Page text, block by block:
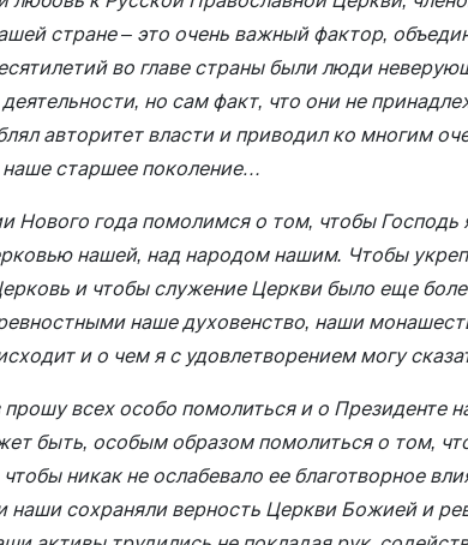
стране – это очень важный фактор,
во главе страны были люди
но сам факт, что они не
авторитет власти и приводил ко многим
старшее поколение…
Нового года помолимся о том, чтобы
нашей, над народом нашим. Чтобы
и чтобы служение Церкви было еще
наше духовенство, наши
и о чем я с удовлетворением могу
всех особо помолиться и о Президенте
быть, особым образом помолиться о том,
никак не ослабевало ее благотворное
наши сохраняли верность Церкви Божией и